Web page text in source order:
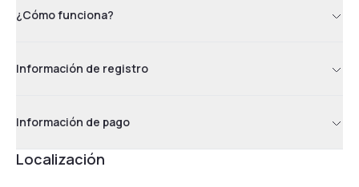
¿Cómo funciona?
Información de registro
Información de pago
Localización